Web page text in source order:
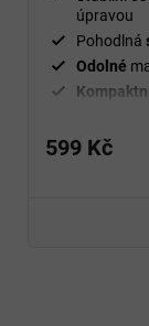
úpravou
Pohodlná
Odolné
599 Kč